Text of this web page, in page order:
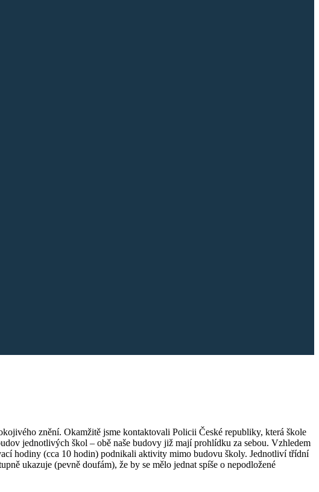
znění. Okamžitě jsme kontaktovali Policii České republiky, která škole
jednotlivých škol – obě naše budovy již mají prohlídku za sebou. Vzhledem
hodiny (cca 10 hodin) podnikali aktivity mimo budovu školy. Jednotliví třídní
ukazuje (pevně doufám), že by se mělo jednat spíše o nepodložené